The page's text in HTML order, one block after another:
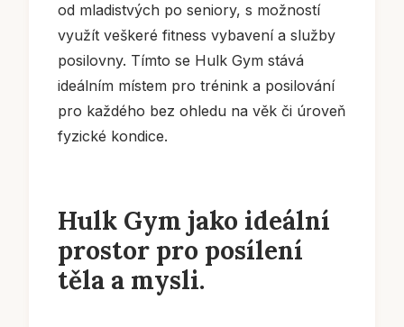
od mladistvých po seniory, s možností
využít veškeré fitness vybavení a služby
posilovny. Tímto se Hulk Gym stává
ideálním místem pro trénink a posilování
pro každého bez ohledu na věk či úroveň
fyzické kondice.
Hulk Gym jako ideální
prostor pro posílení
těla a mysli.